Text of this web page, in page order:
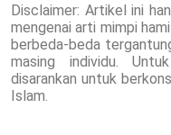
Disclaimer: Artikel ini
mengenai arti mimpi
berbeda-beda
masing individu.
disarankan untuk
Islam.